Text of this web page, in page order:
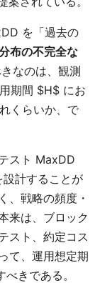
を「過去の
布の不完全な
なのは、観測
期間 $H$ にお
くらいか、で
スト MaxDD
計することが
、戦略の頻度・
来は、ブロック
スト、約定コス
て、運用想定期
べきである。